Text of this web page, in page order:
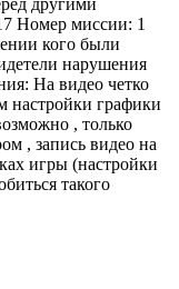
Номер миссии: 1
кого были
нарушения
На видео четко
настройки графики
, только
, запись видео на
игры (настройки
такого